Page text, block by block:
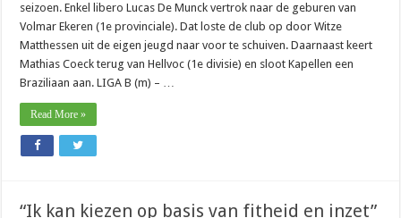
seizoen. Enkel libero Lucas De Munck vertrok naar de geburen van
Volmar Ekeren (1e provinciale). Dat loste de club op door Witze
Matthessen uit de eigen jeugd naar voor te schuiven. Daarnaast keert
Mathias Coeck terug van Hellvoc (1e divisie) en sloot Kapellen een
Braziliaan aan. LIGA B (m) – …
Read More »
“Ik kan kiezen op basis van fitheid en inzet”